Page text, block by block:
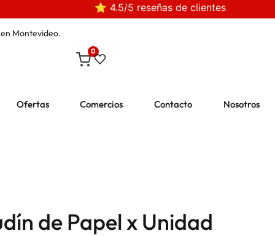
⭐ 4.5/5 reseñas de clientes
Montevideo.
0
Ofertas Comercios Contacto Nosotros
de Papel x Unidad